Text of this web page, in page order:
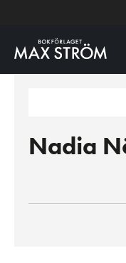
Nadia